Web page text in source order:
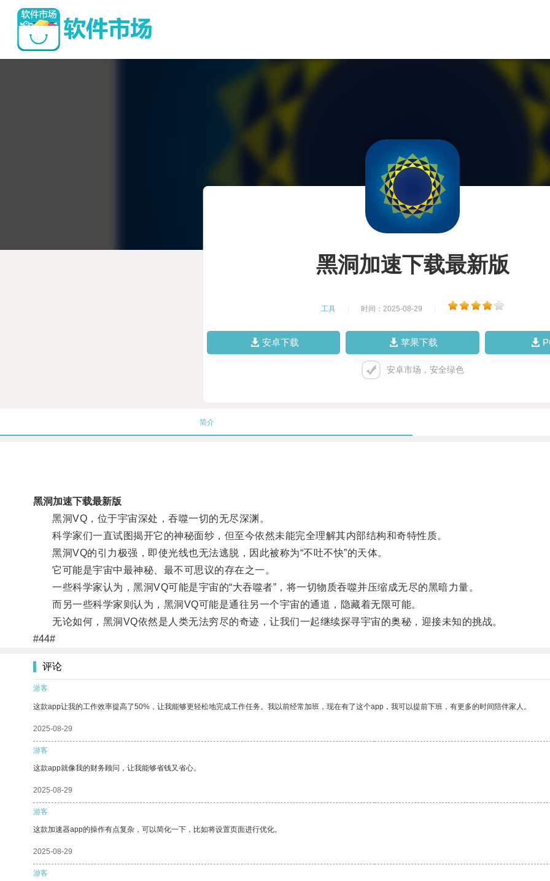
黑洞加速下载最新版
工具 时间：2025-08-29
安卓下载 苹果下载
安卓市场，安全绿色
简介
黑洞加速下载最新版
黑洞VQ，位于宇宙深处，吞噬一切的无尽深渊。
科学家们一直试图揭开它的神秘面纱，但至今依然未能完全理解其内部结构和奇特性质。
黑洞VQ的引力极强，即使光线也无法逃脱，因此被称为“不吐不快”的天体。
它可能是宇宙中最神秘、最不可思议的存在之一。
一些科学家认为，黑洞VQ可能是宇宙的“大吞噬者”，将一切物质吞噬并压缩成无尽的黑暗力量。
而另一些科学家则认为，黑洞VQ可能是通往另一个宇宙的通道，隐藏着无限可能。
无论如何，黑洞VQ依然是人类无法穷尽的奇迹，让我们一起继续探寻宇宙的奥秘，迎接未知的挑战。
#44#
评论
游客
这款app让我的工作效率提高了50%，让我能够更轻松地完成工作任务。我以前经常加班，现在有了这个app，我可以提前下班，有更多的时间陪伴家人。
2025-08-29
游客
这款app就像我的财务顾问，让我能够省钱又省心。
2025-08-29
游客
这款加速器app的操作有点复杂，可以简化一下，比如将设置页面进行优化。
2025-08-29
游客